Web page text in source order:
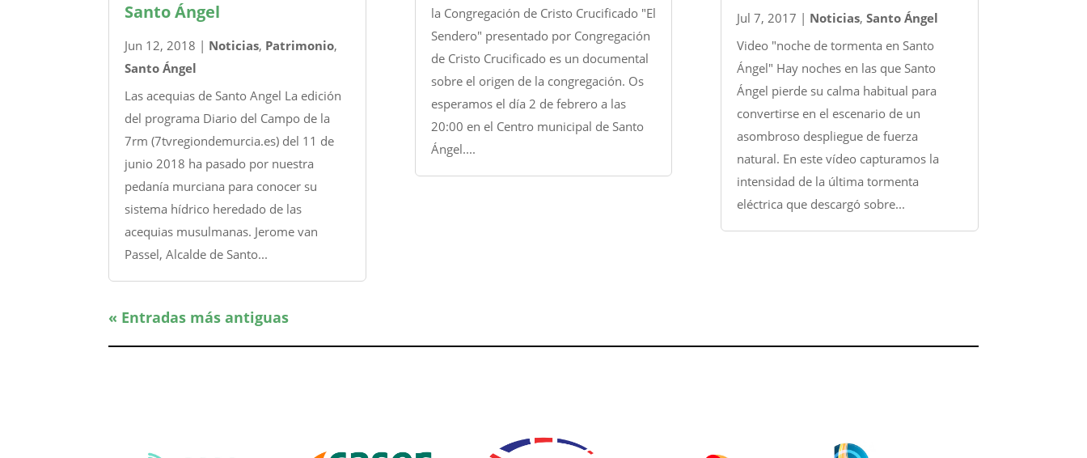
Santo Ángel
Jun 12, 2018 | Noticias, Patrimonio,
Santo Ángel
Las acequias de Santo Angel La edición
del programa Diario del Campo de la
7rm (7tvregiondemurcia.es) del 11 de
junio 2018 ha pasado por nuestra
pedanía murciana para conocer su
sistema hídrico heredado de las
acequias musulmanas. Jerome van
Passel, Alcalde de Santo...
la Congregación de Cristo Crucificado "El
Sendero" presentado por Congregación
de Cristo Crucificado es un documental
sobre el origen de la congregación. Os
esperamos el día 2 de febrero a las
20:00 en el Centro municipal de Santo
Ángel....
Jul 7, 2017 | Noticias, Santo Ángel
Video "noche de tormenta en Santo
Ángel" Hay noches en las que Santo
Ángel pierde su calma habitual para
convertirse en el escenario de un
asombroso despliegue de fuerza
natural. En este vídeo capturamos la
intensidad de la última tormenta
eléctrica que descargó sobre...
« Entradas más antiguas